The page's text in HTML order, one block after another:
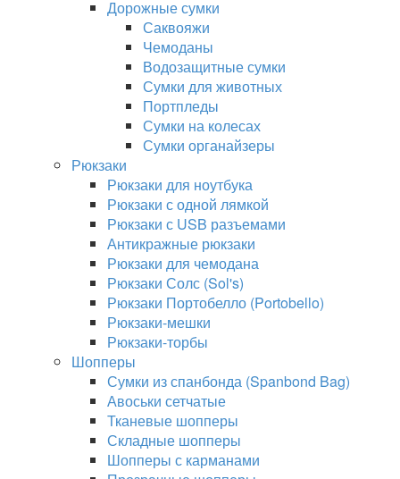
Дорожные сумки
Саквояжи
Чемоданы
Водозащитные сумки
Сумки для животных
Портпледы
Сумки на колесах
Сумки органайзеры
Рюкзаки
Рюкзаки для ноутбука
Рюкзаки с одной лямкой
Рюкзаки с USB разъемами
Антикражные рюкзаки
Рюкзаки для чемодана
Рюкзаки Солс (Sol's)
Рюкзаки Портобелло (Portobello)
Рюкзаки-мешки
Рюкзаки-торбы
Шопперы
Сумки из спанбонда (Spanbond Bag)
Авоськи сетчатые
Тканевые шопперы
Складные шопперы
Шопперы с карманами